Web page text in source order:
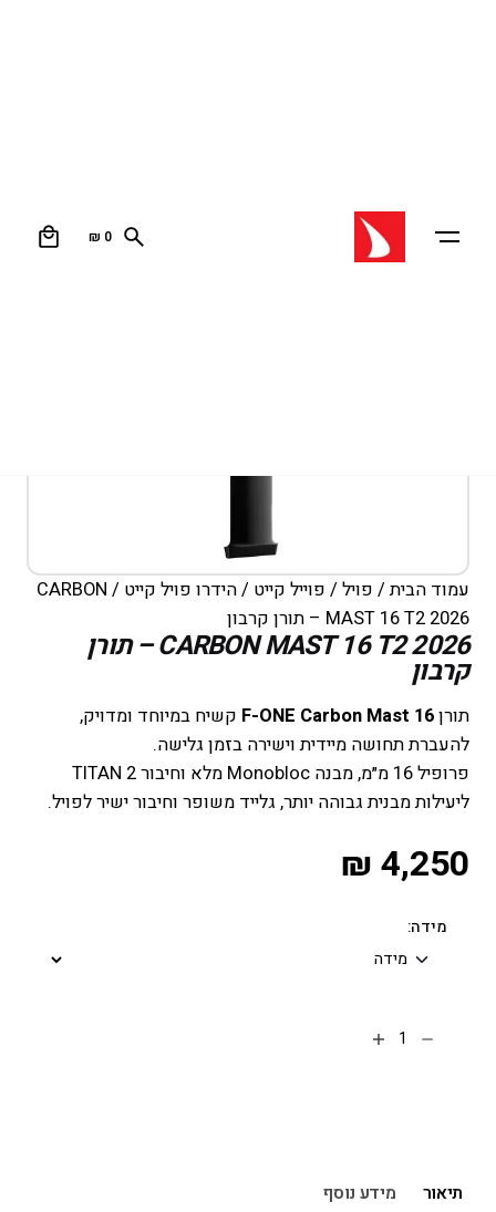
₪ 0
עמוד הבית/ פויל/ פוייל קייט /הידרו פויל קייט
/ CARBON
MAST 16 T2 2026 – תורן קרבון
CARBON MAST 16 T2 2026 – תורן
קרבון
תורןF-ONE Carbon Mast 16 קשיח במיוחד ומדויק,
להעברת תחושה מיידית וישירה בזמן גלישה.
פרופיל 16 מ״מ, מבנה Monobloc מלא וחיבור TITAN 2
ליעילות מבנית גבוהה יותר, גלייד משופר וחיבור ישיר לפויל.
מידה:
₪ 4,250
תיאור מידע נוסף